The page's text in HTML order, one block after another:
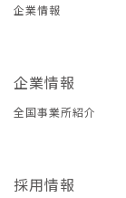
企業情報
企業情報
全国事業所紹介
採用情報